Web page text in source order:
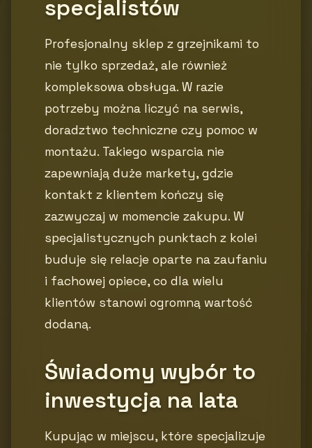
specjalistów
Profesjonalny sklep z grzejnikami to
nie tylko sprzedaż, ale również
kompleksowa obsługa. W razie
potrzeby można liczyć na serwis,
doradztwo techniczne czy pomoc w
montażu. Takiego wsparcia nie
zapewniają duże markety, gdzie
kontakt z klientem kończy się
zazwyczaj w momencie zakupu. W
specjalistycznych punktach z kolei
buduje się relacje oparte na zaufaniu
i fachowej opiece, co dla wielu
klientów stanowi ogromną wartość
dodaną.
Świadomy wybór to
inwestycja na lata
Kupując w miejscu, które specjalizuje